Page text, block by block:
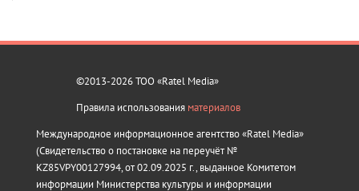
©2013-2026 ТОО «Ratel Media»
Правила использования материалов
Международное информационное агентство «Ratel Media»
(Свидетельство о постановке на переучёт №
KZ85VPY00127994, от 02.09.2025 г., выданное Комитетом
информации Министерства культуры и информации